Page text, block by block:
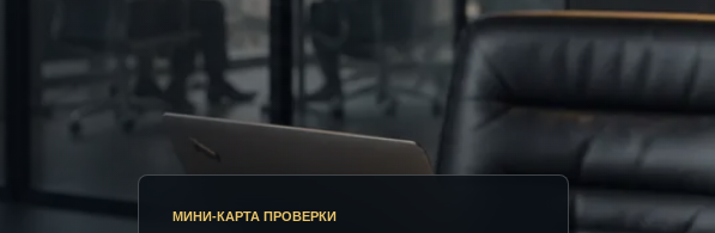
МИНИ-КАРТА ПРОВЕРКИ